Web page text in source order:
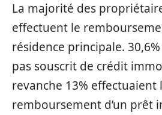
La majorité des
effectuent le
résidence principale. 30,6%
pas souscrit de crédit
revanche 13% effectuaient
remboursement d’un prêt